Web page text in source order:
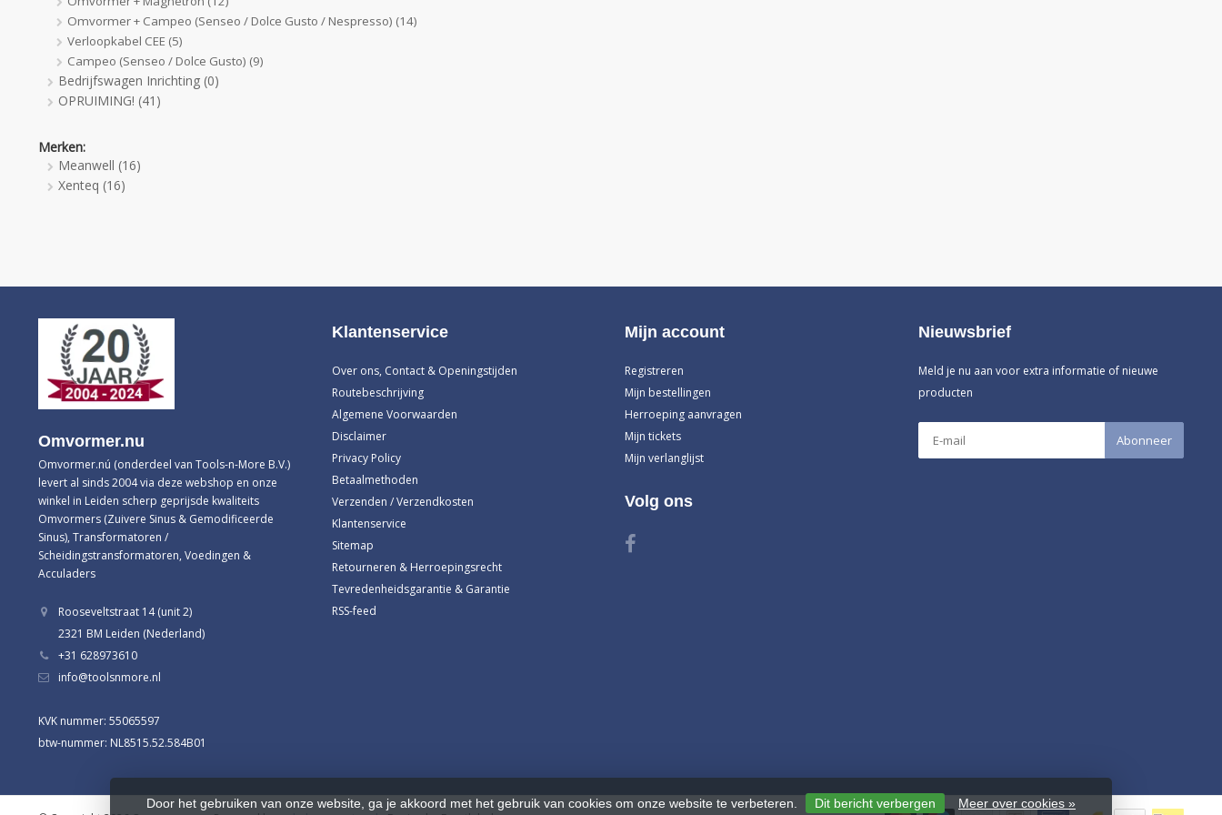
Omvormer + Campeo (Senseo / Dolce Gusto / Nespresso) (14)
Verloopkabel CEE (5)
Campeo (Senseo / Dolce Gusto) (9)
Bedrijfswagen Inrichting (0)
OPRUIMING! (41)
Merken:
Meanwell (16)
Xenteq (16)
Omvormer.nu
Omvormer.nú (onderdeel van Tools-n-More B.V.)
levert al sinds 2004 via deze webshop en onze
winkel in Leiden scherp geprijsde kwaliteits
Omvormers (Zuivere Sinus & Gemodificeerde
Sinus), Transformatoren /
Scheidingstransformatoren, Voedingen &
Acculaders
Rooseveltstraat 14 (unit 2)
2321 BM Leiden (Nederland)
+31 628973610
info@toolsnmore.nl
KVK nummer: 55065597
btw-nummer: NL8515.52.584B01
Klantenservice
Over ons, Contact & Openingstijden
Routebeschrijving
Algemene Voorwaarden
Disclaimer
Privacy Policy
Betaalmethoden
Verzenden / Verzendkosten
Klantenservice
Sitemap
Retourneren & Herroepingsrecht
Tevredenheidsgarantie & Garantie
RSS-feed
Mijn account
Registreren
Mijn bestellingen
Herroeping aanvragen
Mijn tickets
Mijn verlanglijst
Volg ons
Nieuwsbrief
Meld je nu aan voor extra informatie of nieuwe
producten
Abonneer
Door het gebruiken van onze website, ga je akkoord met het gebruik van cookies om onze website te verbeteren. Dit bericht verbergen Meer over cookies »